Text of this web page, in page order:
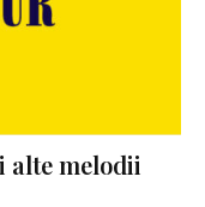
alte melodii